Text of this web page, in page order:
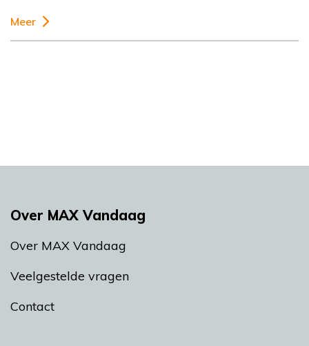
Meer
Over MAX Vandaag
Over MAX Vandaag
Veelgestelde vragen
Contact